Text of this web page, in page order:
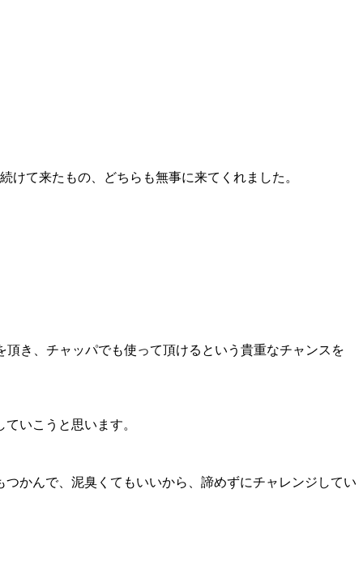
て来たもの、どちらも無事に来てくれました。
き、チャッパでも使って頂けるという貴重なチャンスを
いこうと思います。
かんで、泥臭くてもいいから、諦めずにチャレンジしてい